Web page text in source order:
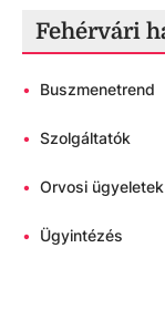
Fehérvári
• Buszmenetrend
• Szolgáltatók
• Orvosi ügyeletek
• Ügyintézés